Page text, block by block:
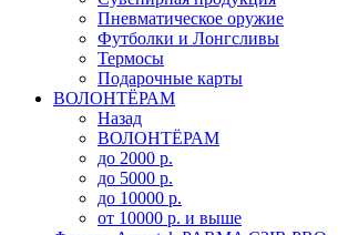
Пневматическое оружие
Футболки и Лонгсливы
Термосы
Подарочные карты
ВОЛОНТЁРАМ
Назад
ВОЛОНТЁРАМ
до 2000 р.
до 5000 р.
до 10000 р.
от 10000 р. и выше